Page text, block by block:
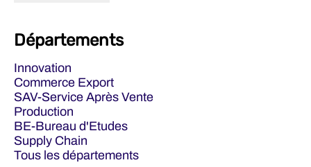
Départements
Innovation
Commerce Export
SAV-Service Après Vente
Production
BE-Bureau d'Etudes
Supply Chain
Tous les départements